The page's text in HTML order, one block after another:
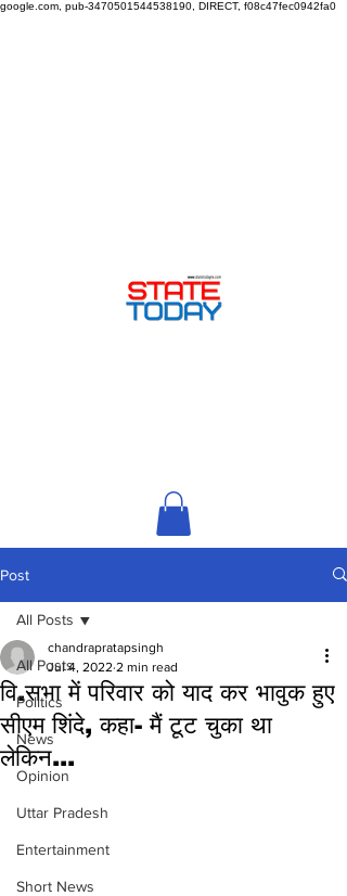
google.com, pub-3470501544538190, DIRECT, f08c47fec0942fa0
Post
All Posts
Politics
News
Opinion
Uttar Pradesh
Entertainment
Short News
All Posts
वि.सभा में परिवार को याद कर भावुक हुए
सीएम शिंदे, कहा- मैं टूट चुका था
लेकिन...
chandrapratapsingh
Jul 4, 2022 2 min read